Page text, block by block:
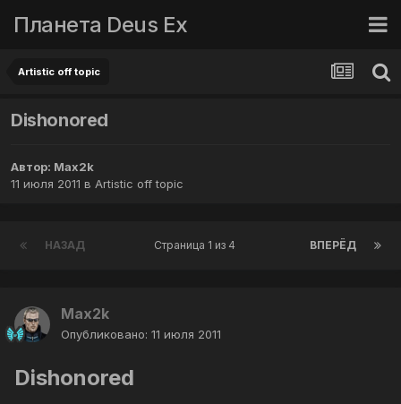
Планета Deus Ex
Artistic off topic
Dishonored
Автор: Max2k
11 июля 2011 в Artistic off topic
НАЗАД ВПЕРЁД
Страница 1 из 4
Max2k
Опубликовано: 11 июля 2011
Dishonored